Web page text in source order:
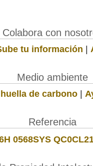
Colabora con
tu información |
Medio ambiente
de carbono |
Referencia
0568SYS